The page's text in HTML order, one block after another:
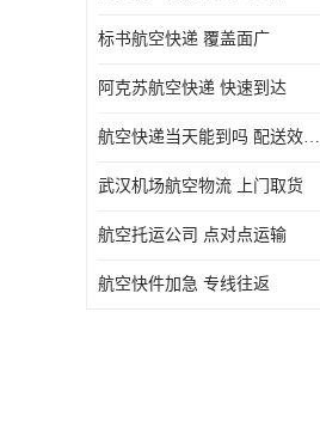
标书航空快递 覆盖面广
阿克苏航空快递 快速到达
航空快递当天能到吗 配送效率高
武汉机场航空物流 上门取货
航空托运公司 点对点运输
航空快件加急 专线往返